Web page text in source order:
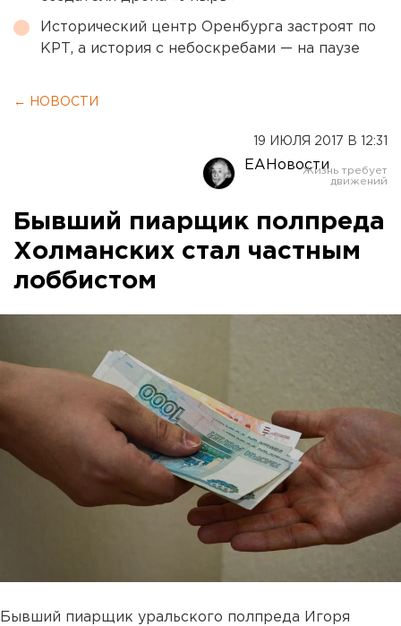
Исторический центр Оренбурга застроят по
КРТ, а история с небоскребами — на паузе
← НОВОСТИ
19 ИЮЛЯ 2017 В 12:31
ЕАНовости
Бывший пиарщик полпреда
Холманских стал частным
лоббистом
Бывший пиарщик уральского полпреда Игоря